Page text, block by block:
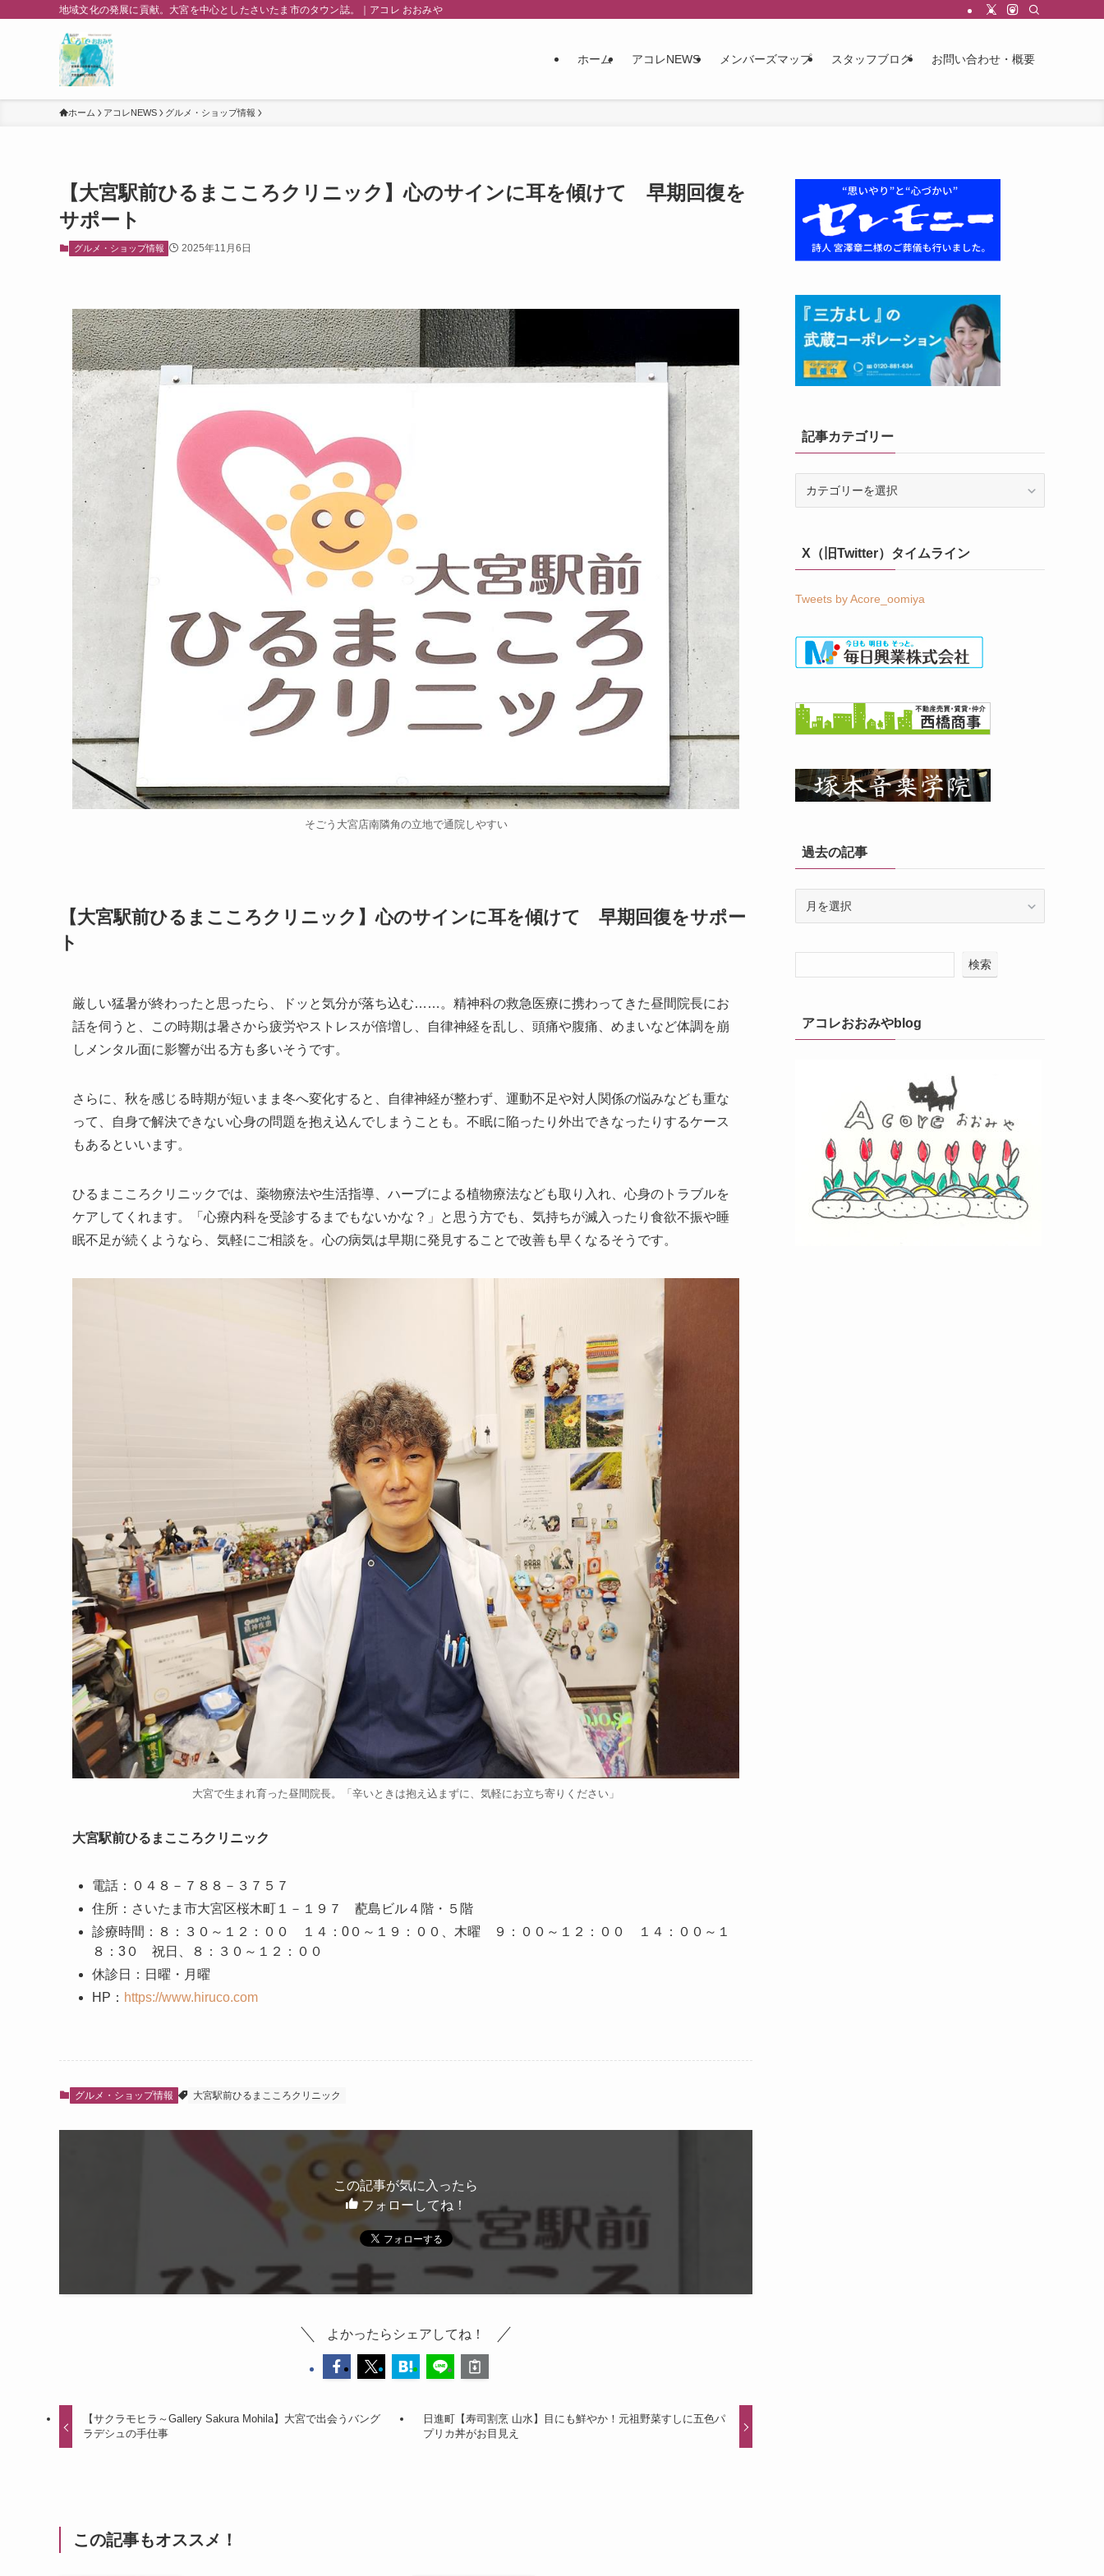
地域文化の発展に貢献。大宮を中心としたさいたま市のタウン誌。｜アコレ おおみや
ホーム アコレNEWS メンバーズマップ スタッフブログ お問い合わせ・概要
ホーム アコレNEWS グルメ・ショップ情報
【大宮駅前ひるまこころクリニック】心のサインに耳を傾けて 早期回復を
サポート
グルメ・ショップ情報 2025年11月6日
そごう大宮店南隣角の立地で通院しやすい
【大宮駅前ひるまこころクリニック】心のサインに耳を傾けて 早期回復をサポー
ト
厳しい猛暑が終わったと思ったら、ドッと気分が落ち込む……。精神科の救急医療に携わってきた昼間院長にお
話を伺うと、この時期は暑さから疲労やストレスが倍増し、自律神経を乱し、頭痛や腹痛、めまいなど体調を崩
しメンタル面に影響が出る方も多いそうです。
さらに、秋を感じる時期が短いまま冬へ変化すると、自律神経が整わず、運動不足や対人関係の悩みなども重な
って、自身で解決できない心身の問題を抱え込んでしまうことも。不眠に陥ったり外出できなったりするケース
もあるといいます。
ひるまこころクリニックでは、薬物療法や生活指導、ハーブによる植物療法なども取り入れ、心身のトラブルを
ケアしてくれます。「心療内科を受診するまでもないかな？」と思う方でも、気持ちが滅入ったり食欲不振や睡
眠不足が続くようなら、気軽にご相談を。心の病気は早期に発見することで改善も早くなるそうです。
大宮で生まれ育った昼間院長。「辛いときは抱え込まずに、気軽にお立ち寄りください」
大宮駅前ひるまこころクリニック
電話：０４８－７８８－３７５７
住所：さいたま市大宮区桜木町１－１９７ 蓜島ビル４階・５階
診療時間：８：３０～１２：００ １４：0０～１９：００、木曜 ９：００～１２：００ １４：００～１
８：3０ 祝日、８：３０～１２：００
休診日：日曜・月曜
HP： https://www.hiruco.com
グルメ・ショップ情報 大宮駅前ひるまこころクリニック
この記事が気に入ったら
フォローしてね！
よかったらシェアしてね！
【サクラモヒラ～Gallery Sakura Mohila】大宮で出会うバング
ラデシュの手仕事
日進町【寿司割烹 山水】目にも鮮やか！元祖野菜すしに五色パ
プリカ丼がお目見え
この記事もオススメ！
記事カテゴリー
ゴ
リ
X（旧Twitter）タイムライン
Tweets by Acore_oomiya
過去の記事
記
検索
アコレおおみやblog